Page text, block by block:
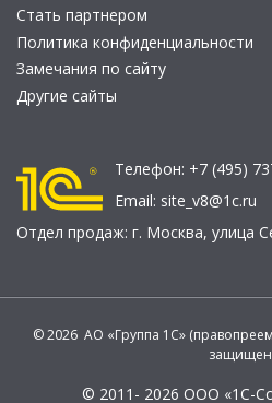
Стать партнером
Политика конфиденциальности
Замечания по сайту
Другие сайты
Телефон: +7 (495)
Email: site_v8@1c.ru
Отдел продаж: г. Москва, улица
© 2026 АО «Группа 1С»
© 2011- 2026 ООО «1С-